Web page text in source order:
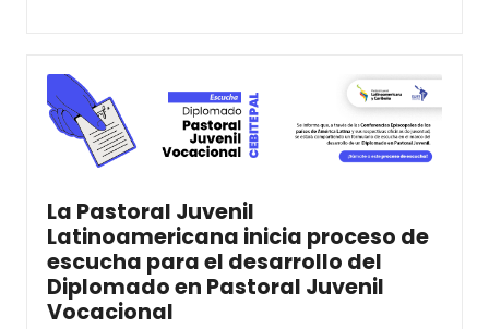
La Pastoral Juvenil
Latinoamericana inicia proceso de
escucha para el desarrollo del
Diplomado en Pastoral Juvenil
Vocacional